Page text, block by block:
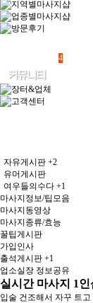
4
자유게시판 +2
유머게시판
여우들의수다 +1
마사지정보/팁모음
마사지동영상
마사지종류/효능
꿀팁게시판
가입인사
출석게시판 +1
업소실장 정보공유
실시간 마사지 1
입술 건조해서 자꾸 트